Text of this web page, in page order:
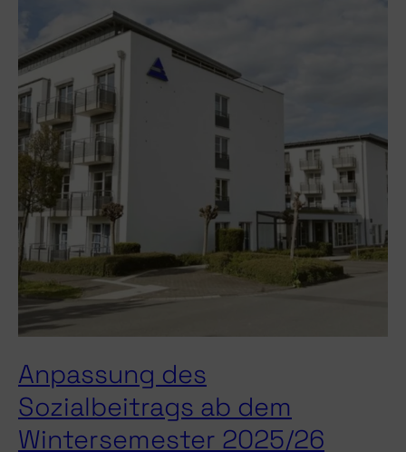
Anpassung des
Sozialbeitrags ab dem
Wintersemester 2025/26